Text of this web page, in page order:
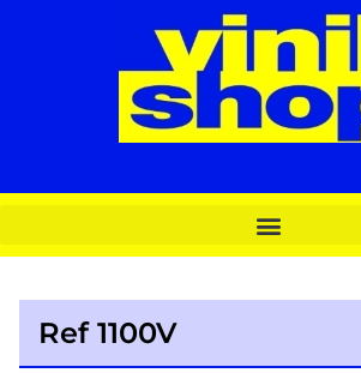
Ref 1100V